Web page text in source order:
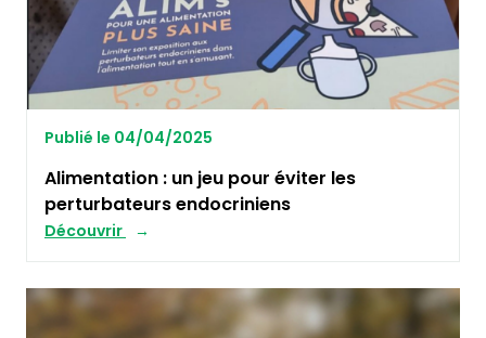
Publié le 04/04/2025
Alimentation : un jeu pour éviter les
perturbateurs endocriniens
Découvrir